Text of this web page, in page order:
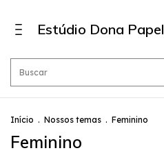
Estúdio Dona Papel
Início . Nossos temas . Feminino
Feminino